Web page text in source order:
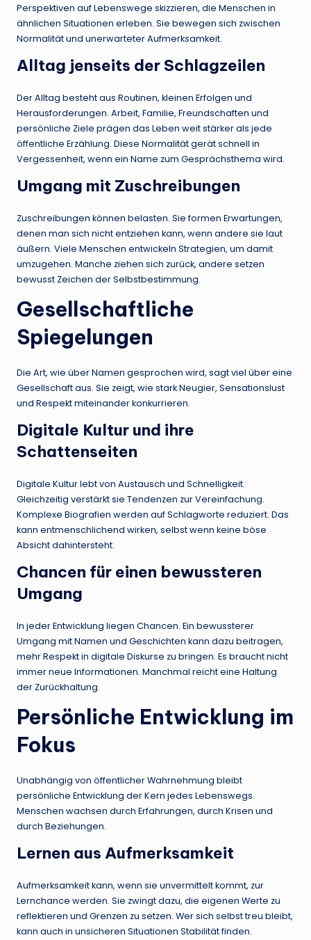
Perspektiven auf Lebenswege skizzieren, die Menschen in
ähnlichen Situationen erleben. Sie bewegen sich zwischen
Normalität und unerwarteter Aufmerksamkeit.
Alltag jenseits der Schlagzeilen
Der Alltag besteht aus Routinen, kleinen Erfolgen und
Herausforderungen. Arbeit, Familie, Freundschaften und
persönliche Ziele prägen das Leben weit stärker als jede
öffentliche Erzählung. Diese Normalität gerät schnell in
Vergessenheit, wenn ein Name zum Gesprächsthema wird.
Umgang mit Zuschreibungen
Zuschreibungen können belasten. Sie formen Erwartungen,
denen man sich nicht entziehen kann, wenn andere sie laut
äußern. Viele Menschen entwickeln Strategien, um damit
umzugehen. Manche ziehen sich zurück, andere setzen
bewusst Zeichen der Selbstbestimmung.
Gesellschaftliche
Spiegelungen
Die Art, wie über Namen gesprochen wird, sagt viel über eine
Gesellschaft aus. Sie zeigt, wie stark Neugier, Sensationslust
und Respekt miteinander konkurrieren.
Digitale Kultur und ihre
Schattenseiten
Digitale Kultur lebt von Austausch und Schnelligkeit.
Gleichzeitig verstärkt sie Tendenzen zur Vereinfachung.
Komplexe Biografien werden auf Schlagworte reduziert. Das
kann entmenschlichend wirken, selbst wenn keine böse
Absicht dahintersteht.
Chancen für einen bewussteren
Umgang
In jeder Entwicklung liegen Chancen. Ein bewussterer
Umgang mit Namen und Geschichten kann dazu beitragen,
mehr Respekt in digitale Diskurse zu bringen. Es braucht nicht
immer neue Informationen. Manchmal reicht eine Haltung
der Zurückhaltung.
Persönliche Entwicklung im
Fokus
Unabhängig von öffentlicher Wahrnehmung bleibt
persönliche Entwicklung der Kern jedes Lebenswegs.
Menschen wachsen durch Erfahrungen, durch Krisen und
durch Beziehungen.
Lernen aus Aufmerksamkeit
Aufmerksamkeit kann, wenn sie unvermittelt kommt, zur
Lernchance werden. Sie zwingt dazu, die eigenen Werte zu
reflektieren und Grenzen zu setzen. Wer sich selbst treu bleibt,
kann auch in unsicheren Situationen Stabilität finden.